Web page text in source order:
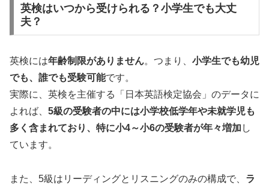
英検はいつから受けられる？小学生でも大丈
夫？
英検には年齢制限がありません。つまり、 小学生でも幼児
でも、誰でも受験可能です。
実際に、英検を主催する「日本英語検定協会」のデータに
よれば、 5級の受験者の中には小学校低学年や未就学児も
多く含まれており、特に小4～小6の受験者が年々増加 し
ています。
また、5級はリーディングとリスニングのみの構成で、 ラ